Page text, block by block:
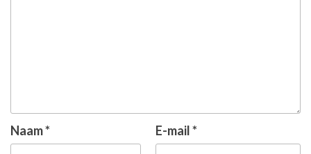
Naam* E-mail*